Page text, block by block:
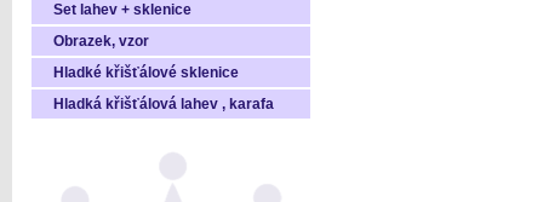
Set lahev + sklenice
Obrazek, vzor
Hladké křišťálové sklenice
Hladká křišťálová lahev , karafa